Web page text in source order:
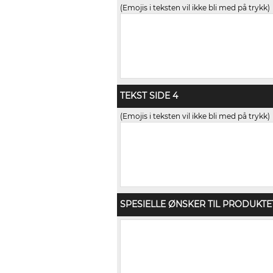
(Emojis i teksten vil ikke bli med på trykk)
TEKST SIDE 4
(Emojis i teksten vil ikke bli med på trykk)
SPESIELLE ØNSKER TIL